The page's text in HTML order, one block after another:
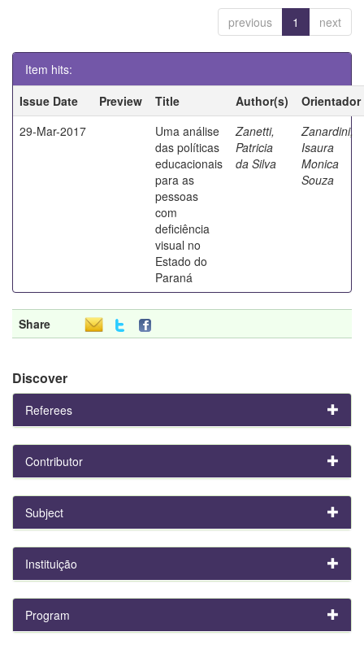
previous 1 next
Item hits:
Issue Date
Preview Title Author(s)
Orientador
29-Mar-2017
Uma análise
das políticas
educacionais
para as
pessoas
com
deficiência
visual no
Estado do
Paraná
Zanetti,
Patricia
da Silva
Zanardini,
Isaura
Monica
Souza
Share
Discover
Referees
Contributor
Subject
Instituição
Program